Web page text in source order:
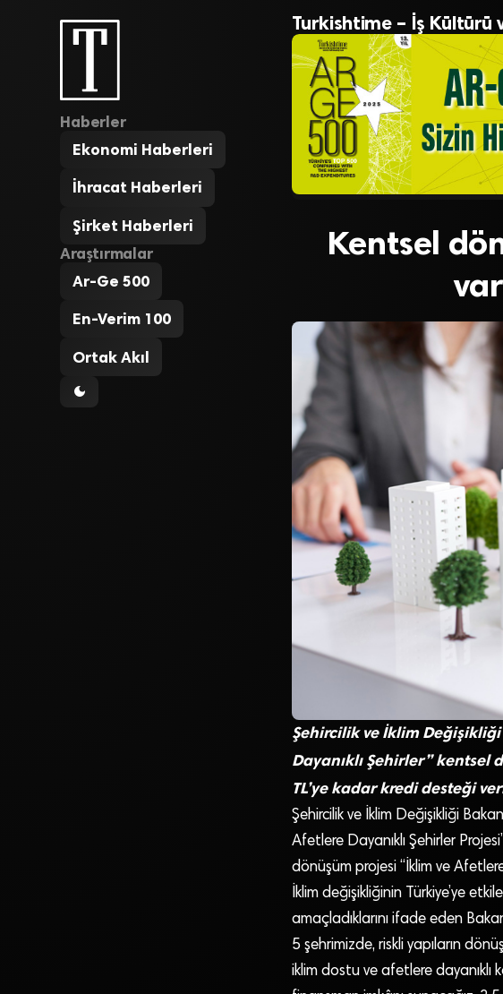
Haberler
Ekonomi Haberleri
İhracat Haberleri
Şirket Haberleri
Araştırmalar
Ar-Ge 500
En-Verim 100
Ortak Akıl
Turkishtime – İş Kültürü
Kentsel
Şehircilik ve İklim
Dayanıklı Şehirler”
TL’ye kadar kredi desteği
Şehircilik ve İklim Değişikliği
Afetlere Dayanıklı Şehirler
dönüşüm projesi “İklim ve
İklim değişikliğinin Türkiye’ye
amaçladıklarını ifade eden
5 şehrimizde, riskli yapıların
iklim dostu ve afetlere dayanıklı